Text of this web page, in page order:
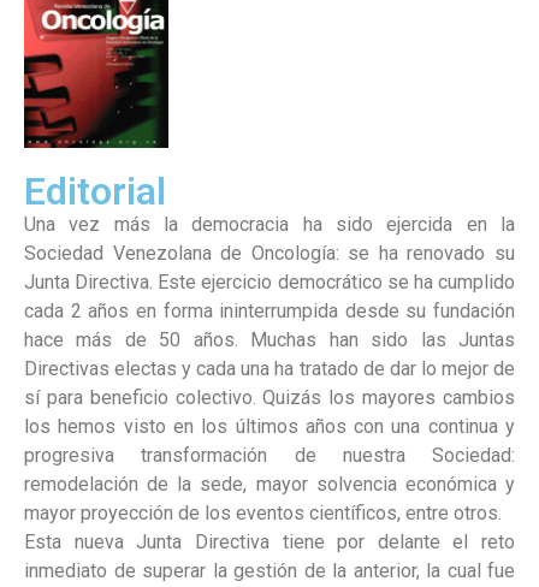
Editorial
Una vez más la democracia ha sido ejercida en la
Sociedad Venezolana de Oncología: se ha renovado su
Junta Directiva. Este ejercicio democrático se ha cumplido
cada 2 años en forma ininterrumpida desde su fundación
hace más de 50 años. Muchas han sido las Juntas
Directivas electas y cada una ha tratado de dar lo mejor de
sí para beneficio colectivo. Quizás los mayores cambios
los hemos visto en los últimos años con una continua y
progresiva transformación de nuestra Sociedad:
remodelación de la sede, mayor solvencia económica y
mayor proyección de los eventos científicos, entre otros.
Esta nueva Junta Directiva tiene por delante el reto
inmediato de superar la gestión de la anterior, la cual fue